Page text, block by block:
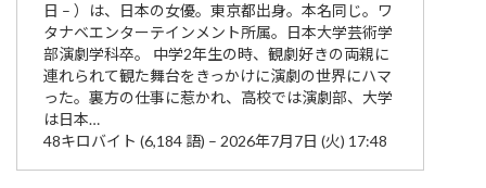
日 – ）は、日本の女優。東京都出身。本名同じ。ワ
タナベエンターテインメント所属。日本大学芸術学
部演劇学科卒。 中学2年生の時、観劇好きの両親に
連れられて観た舞台をきっかけに演劇の世界にハマ
った。裏方の仕事に惹かれ、高校では演劇部、大学
は日本…
48キロバイト (6,184 語) – 2026年7月7日 (火) 17:48